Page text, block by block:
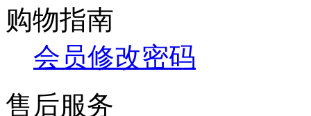
购物指南
会员修改密码
售后服务